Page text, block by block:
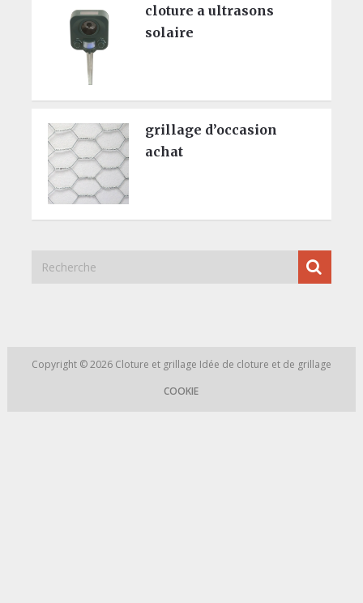
cloture a ultrasons
solaire
grillage d’occasion
achat
Copyright © 2026 Cloture et grillage Idée de cloture et de grillage
COOKIE